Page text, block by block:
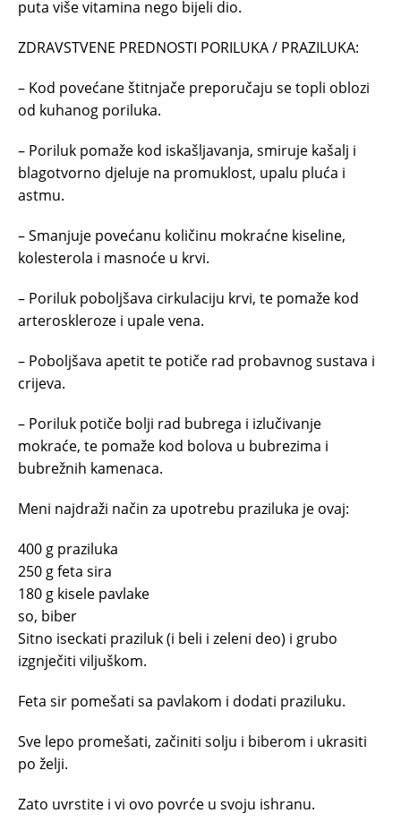
puta više vitamina nego bijeli dio.
ZDRAVSTVENE PREDNOSTI PORILUKA / PRAZILUKA:
– Kod povećane štitnjače preporučaju se topli oblozi
od kuhanog poriluka.
– Poriluk pomaže kod iskašljavanja, smiruje kašalj i
blagotvorno djeluje na promuklost, upalu pluća i
astmu.
– Smanjuje povećanu količinu mokraćne kiseline,
kolesterola i masnoće u krvi.
– Poriluk poboljšava cirkulaciju krvi, te pomaže kod
arteroskleroze i upale vena.
– Poboljšava apetit te potiče rad probavnog sustava i
crijeva.
– Poriluk potiče bolji rad bubrega i izlučivanje
mokraće, te pomaže kod bolova u bubrezima i
bubrežnih kamenaca.
Meni najdraži način za upotrebu praziluka je ovaj:
400 g praziluka
250 g feta sira
180 g kisele pavlake
so, biber
Sitno iseckati praziluk (i beli i zeleni deo) i grubo
izgnječiti viljuškom.
Feta sir pomešati sa pavlakom i dodati praziluku.
Sve lepo promešati, začiniti solju i biberom i ukrasiti
po želji.
Zato uvrstite i vi ovo povrće u svoju ishranu.